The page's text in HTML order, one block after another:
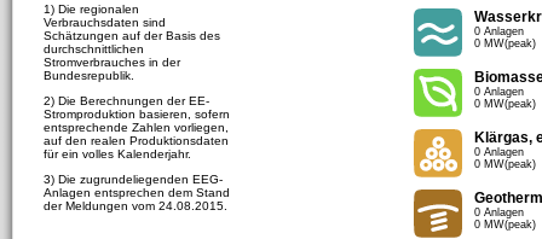
1) Die regionalen
Verbrauchsdaten sind
Schätzungen auf der Basis des
durchschnittlichen
Stromverbrauches in der
Bundesrepublik.
2) Die Berechnungen der EE-
Stromproduktion basieren, sofern
entsprechende Zahlen vorliegen,
auf den realen Produktionsdaten
für ein volles Kalenderjahr.
3) Die zugrundeliegenden EEG-
Anlagen entsprechen dem Stand
der Meldungen vom 24.08.2015.
0 Anlagen
0 MW(peak)
0 Anlagen
0 MW(peak)
Klärgas,
0 Anlagen
0 MW(peak)
0 Anlagen
0 MW(peak)